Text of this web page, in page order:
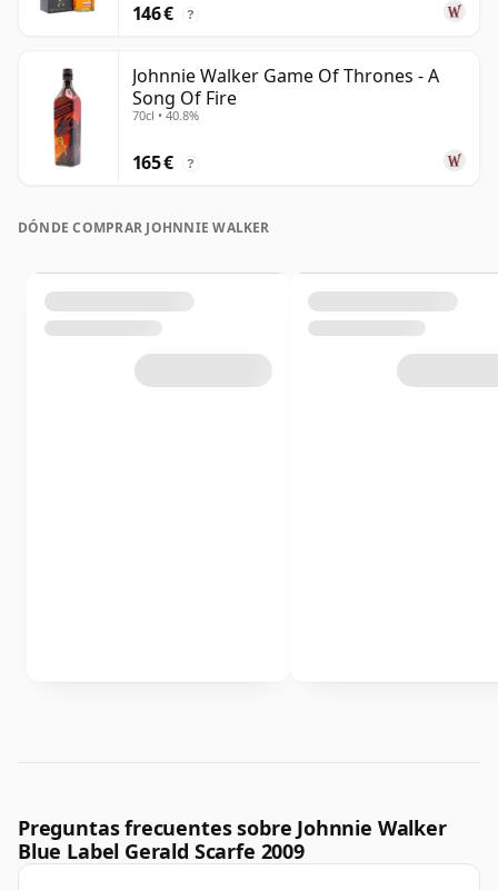
146 € ?
Johnnie Walker Game Of Thrones - A
Song Of Fire
70cl • 40.8%
165 € ?
DÓNDE COMPRAR JOHNNIE WALKER
Preguntas frecuentes sobre Johnnie Walker
Blue Label Gerald Scarfe 2009